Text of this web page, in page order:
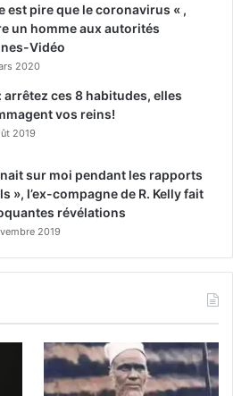
est pire que le coronavirus « ,
un homme aux autorités
Vidéo
2020
arrêtez ces 8 habitudes, elles
vos reins!
2019
sur moi pendant les rapports
», l’ex-compagne de R. Kelly fait
révélations
2019